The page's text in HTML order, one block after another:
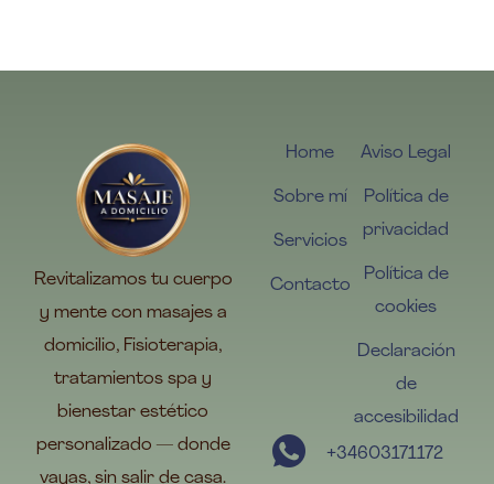
Revitalizamos tu cuerpo
y mente con masajes a
domicilio, Fisioterapia,
tratamientos spa y
bienestar estético
personalizado — donde
vayas, sin salir de casa.
+34603171172
Home
Sobre mí
Servicios
Contacto
Aviso Legal
Política de
privacidad
Política de
cookies
Declaración
de
accesibilidad